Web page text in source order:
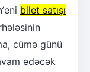
bilet satışı
cümə günü
edəcək